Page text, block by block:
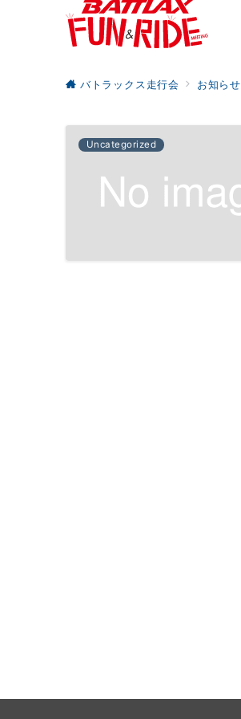
バトラックス走行会 お知らせ
Uncategorized